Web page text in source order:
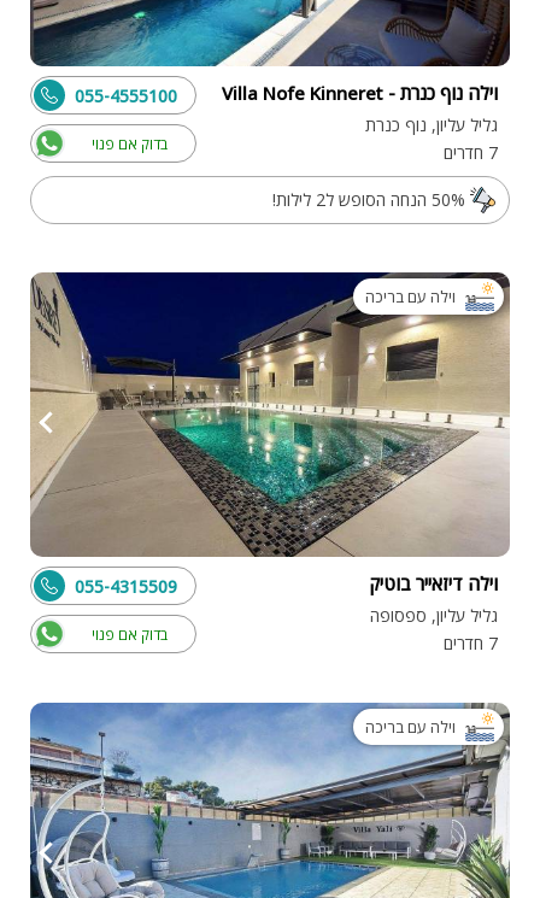
וילה נוף כנרת - Villa Nofe Kinneret
גליל עליון, נוף כנרת
7 חדרים
בדוק אם פנוי
055-4555100
50% הנחה הסופש ל2 לילות!
וילה עם בריכה
וילה דיזאייר בוטיק
גליל עליון, ספסופה
7 חדרים
בדוק אם פנוי
055-4315509
וילה עם בריכה